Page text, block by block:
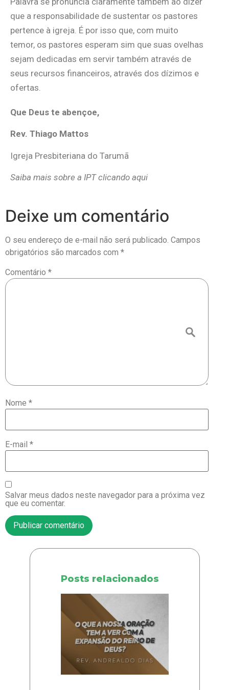
que a responsabilidade de sustentar os pastores
pertence à igreja. É por isso que, com muito
temor, os pastores esperam sim que suas ovelhas
sejam dedicadas em servir também através de
seus recursos financeiros, através dos dízimos e
ofertas.
Que Deus te abençoe,
Rev. Thiago Mattos
Igreja Presbiteriana do Tarumã
Saiba mais sobre a IPT clicando aqui
Deixe um comentário
O seu endereço de e-mail não será publicado. Campos
obrigatórios são marcados com *
Comentário *
Nome *
E-mail *
Salvar meus dados neste navegador para a próxima vez
que eu comentar.
Posts relacionados